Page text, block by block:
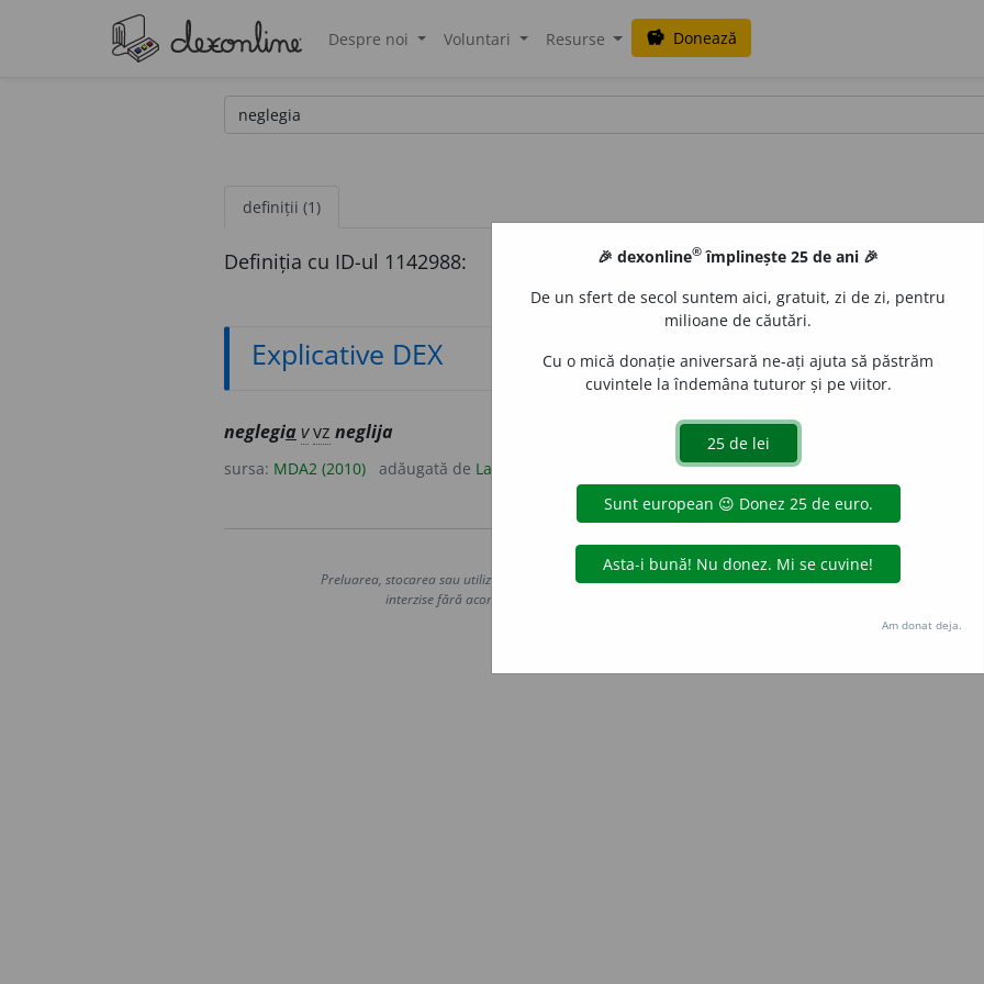
Despre noi Voluntari Resurse savings Donează
definiții (1)
Definiția cu ID-ul 1142988:
Explicative DEX
neglegia vvz neglija
sursa: MDA2 (2010) adăugată de LauraGellner
Copyright © 2004-2026 dexonline (https://dexonline.ro)
Preluarea, stocarea sau utilizarea datelor de pe acest site, inclusiv prin orice metode de extragere automată
interzise fără acordul nostru prealabil scris, cu excepția seturilor de date oferite oficial spre utilizare
Hosterion
🎉 dexonline® împlinește 25 de ani 🎉
De un sfert de secol suntem aici, gratuit, zi de zi, pentru
milioane de căutări.
Cu o mică donație aniversară ne-ați ajuta să păstrăm
cuvintele la îndemâna tuturor și pe viitor.
Am donat deja.